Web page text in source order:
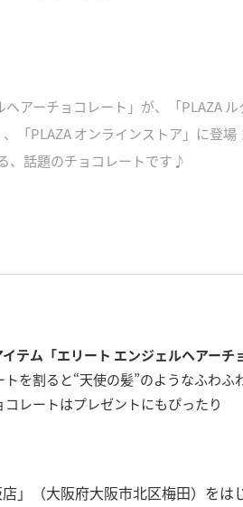
ヘアーチョコレート」が、「PLAZA
「PLAZA オンラインストア」に登
、話題のチョコレートです♪
テム「エリート エンジェルヘアーチ
トを割ると“天使の髪”のようなふわふ
コレートはプレゼントにもぴったり
店」（大阪府大阪市北区梅田）を